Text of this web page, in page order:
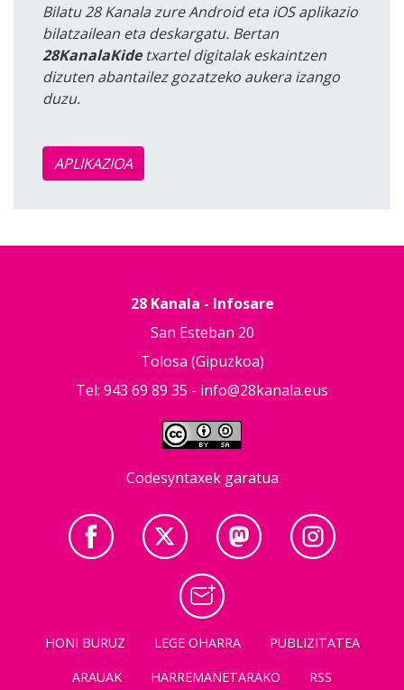
Bilatu 28 Kanala zure Android eta iOS aplikazio
bilatzailean eta deskargatu. Bertan
28KanalaKidetxartel digitalak eskaintzen
dizuten abantailez gozatzeko aukera izango
duzu.
APLIKAZIOA
28 Kanala - Infosare
San Esteban 20
Tolosa (Gipuzkoa)
Tel: 943 69 89 35 - info@28kanala.eus
Codesyntaxek garatua
HONI BURUZ LEGE OHARRA
PUBLIZITATEA
ARAUAK
HARREMANETARAKO RSS